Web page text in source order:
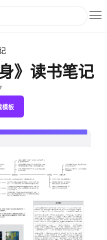
》读书笔记
模板